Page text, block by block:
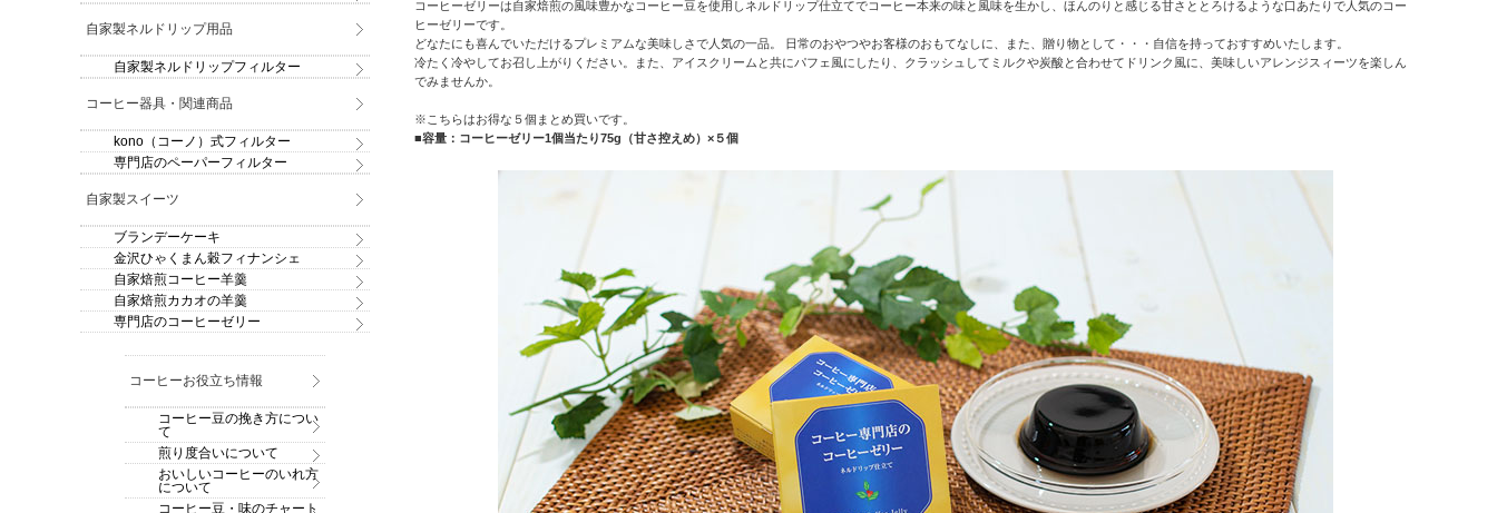
コーヒーゼリーは自家焙煎の風味豊かなコーヒー豆を使用しネルドリップ仕立てでコーヒー本来の味と風味を生かし、ほんのりと感じる甘さととろけるような口あたりで人気のコー
ヒーゼリーです。
どなたにも喜んでいただけるプレミアムな美味しさで人気の一品。 日常のおやつやお客様のおもてなしに、また、贈り物として・・・自信を持っておすすめいたします。
冷たく冷やしてお召し上がりください。また、アイスクリームと共にパフェ風にしたり、クラッシュしてミルクや炭酸と合わせてドリンク風に、美味しいアレンジスィーツを楽しん
でみませんか。
※こちらはお得な５個まとめ買いです。
■容量：コーヒーゼリー1個当たり75g（甘さ控えめ）×５個
自家製ネルドリップ用品
自家製ネルドリップフィルター
コーヒー器具・関連商品
kono（コーノ）式フィルター
専門店のペーパーフィルター
自家製スイーツ
ブランデーケーキ
金沢ひゃくまん穀フィナンシェ
自家焙煎コーヒー羊羹
自家焙煎カカオの羊羹
専門店のコーヒーゼリー
コーヒーお役立ち情報
コーヒー豆の挽き方につい
て
煎り度合いについて
おいしいコーヒーのいれ方
について
コーヒー豆・味のチャート